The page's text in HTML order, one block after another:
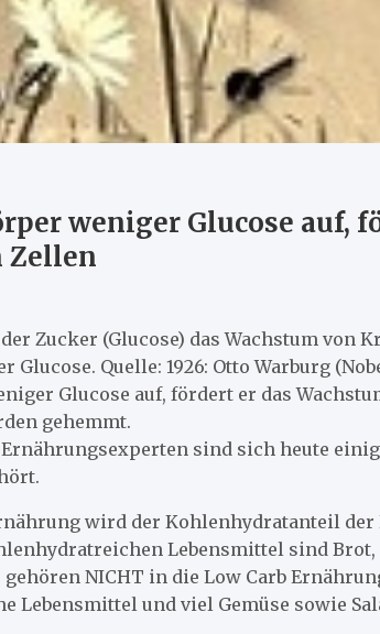
weniger Glucose auf,
Zellen
Zucker (Glucose) das Wachstum von
Glucose. Quelle: 1926: Otto Warburg
Glucose auf, fördert er das
gehemmt.
sind sich heute
wird der Kohlenhydratanteil
Lebensmittel sind
gehören NICHT in die Low Carb
Lebensmittel und viel Gemüse sowie